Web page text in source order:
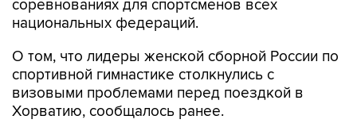
О том, что лидеры женской сборной России по
визовыми проблемами перед поездкой в
Хорватию, сообщалось ранее.
ЧЕ в Загребе пройдет с 13 по 23 августа и